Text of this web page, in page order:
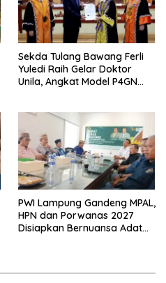
Sekda Tulang Bawang Ferli
Yuledi Raih Gelar Doktor
Unila, Angkat Model P4GN
PWI Lampung Gandeng MPAL,
HPN dan Porwanas 2027
Disiapkan Bernuansa Adat